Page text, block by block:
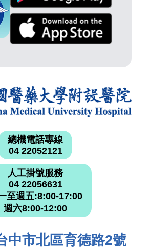
總機電話專線
04 22052121
人工掛號服務
04 22056631
至週五:8:00-17:00
週六8:00-12:00
中市北區育德路2號